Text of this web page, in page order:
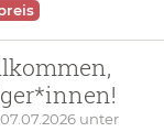
07.07.2026 unter